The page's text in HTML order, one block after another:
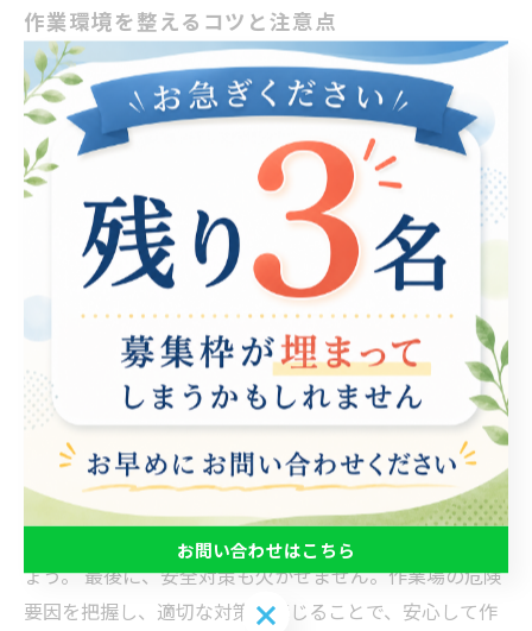
作業環境を整えるコツと注意点
作業環境を整えることは、就労支援において非常に重要
な要素です。快適で効率的な作業環境を作ることで、利
用者の生産性が向上し、ストレスを軽減することができ
ます。まず第一に、作業スペースは整理整頓された状態
を保つことが大切です。使用する道具や資料は、必要な
時にすぐに取り出せるように配置しましょう。 次に、照
明や温度、騒音などの環境要因にも注意を払いましょ
う。明るすぎず、暗すぎない適切な照明は、目の疲れを
防ぎます。また、作業スペースの温度は心地よい範囲に
保ち、快適な環境を作ることが重要です。さらに、周囲
の騒音を抑える工夫をすることで、集中力を高めること
ができます。 また、利用者それぞれの特性に応じた環境
作りも重要です。身体的なニーズや感受性に配慮し、必
要があればバリアフリー環境を整えることも検討しまし
ょう。 最後に、安全対策も欠かせません。作業場の危険
要因を把握し、適切な対策を講じることで、安心して作
お問い合わせはこちら
お問い合わせはこちら